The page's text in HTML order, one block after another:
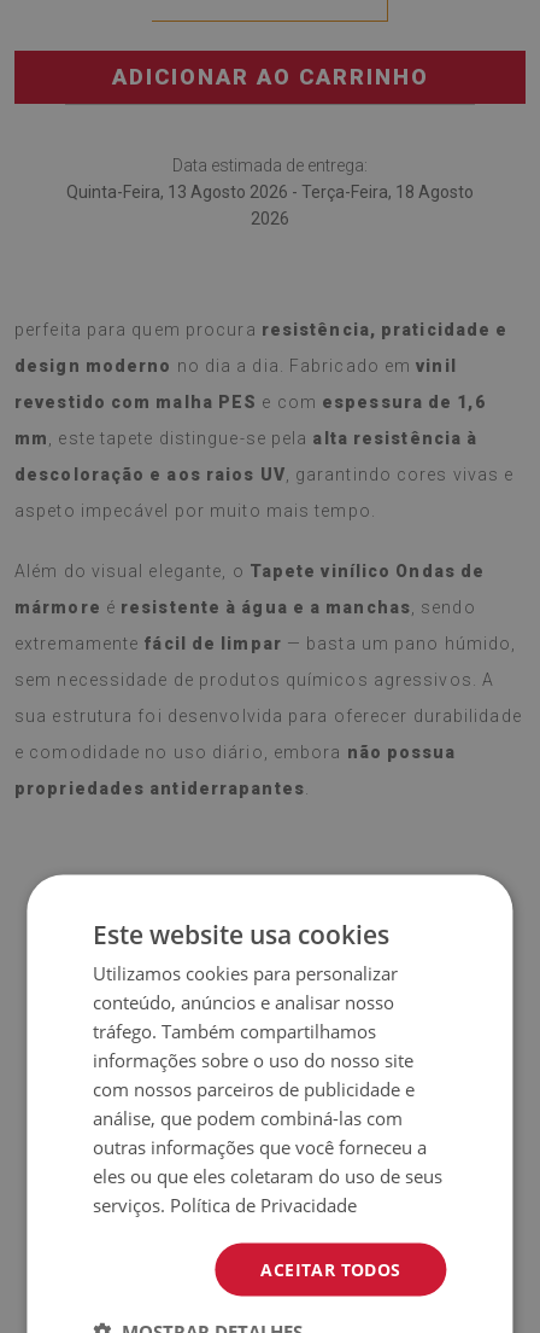
ADICIONAR AO CARRINHO
Data estimada de entrega:
Quinta-Feira, 13 Agosto 2026 - Terça-Feira, 18 Agosto
2026
perfeita para quem procura resistência, praticidade e
design moderno no dia a dia. Fabricado emvinil
revestido com malha PES e com espessura de 1,6
mm
, este tapete distingue-se pela alta resistência à
descoloração e aos raios UV , garantindo cores vivas e
aspeto impecável por muito mais tempo.
Além do visual elegante, o Tapete vinílico Ondas de
mármore é resistente à água e a manchas , sendo
extremamente fácil de limpar — basta um pano húmido,
sem necessidade de produtos químicos agressivos. A
sua estrutura foi desenvolvida para oferecer durabilidade
e comodidade no uso diário, embora não possua
propriedades antiderrapantes
Espessura:1,6 mm.
Alta resistência a descoloração e raios UV.
Os tapetesnão são antiderrapantes;
Produtofácil de limpar,resistente a manchas e à água.
Por favor, lembre-se de que danos causados pelo uso ao
longo do tempo (ex.: desgaste) não estão cobertos pela
Este website usa cookies
Utilizamos cookies para personalizar
conteúdo, anúncios e analisar nosso
tráfego. Também compartilhamos
informações sobre o uso do nosso site
com nossos parceiros de publicidade e
análise, que podem combiná-las com
outras informações que você forneceu a
eles ou que eles coletaram do uso de seus
serviços. Política de Privacidade
ACEITAR TODOS